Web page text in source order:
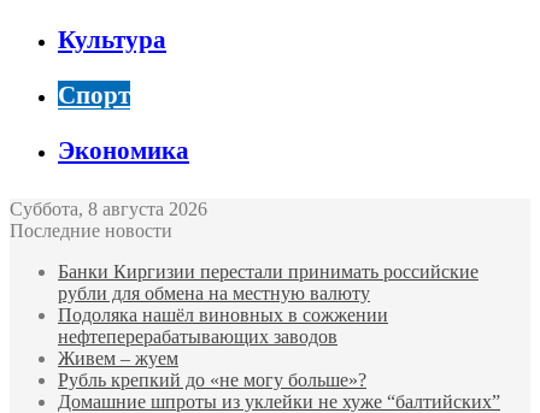
Культура
Спорт
Экономика
Суббота, 8 августа 2026
Последние новости
Банки Киргизии перестали принимать российские
рубли для обмена на местную валюту
Подоляка нашёл виновных в сожжении
нефтеперерабатывающих заводов
Живем – жуем
Рубль крепкий до «не могу больше»?
Домашние шпроты из уклейки не хуже “балтийских”